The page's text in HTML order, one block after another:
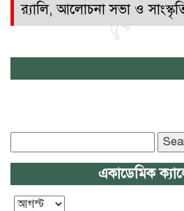
র‌্যালি, আলোচনা সভা ও
for:
একাডেমিক